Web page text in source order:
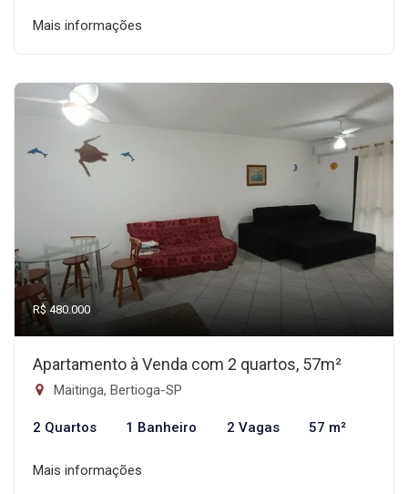
Mais informações
R$ 480.000
Apartamento à Venda com 2 quartos, 57m²
Maitinga, Bertioga-SP
2 Quartos 1 Banheiro 2 Vagas 57 m²
Mais informações